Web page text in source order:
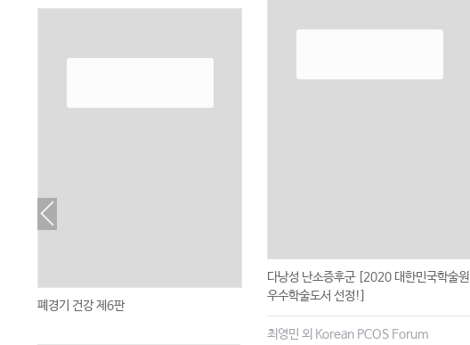
폐경기 건강 제6판
다낭성 난소증후군 [2020 대한민국학술원
우수학술도서 선정!]
최영민 외 Korean PCOS Forum